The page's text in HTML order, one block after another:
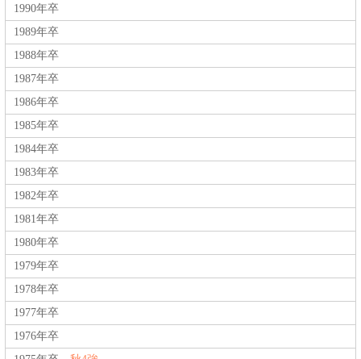
1990年卒
1989年卒
1988年卒
1987年卒
1986年卒
1985年卒
1984年卒
1983年卒
1982年卒
1981年卒
1980年卒
1979年卒
1978年卒
1977年卒
1976年卒